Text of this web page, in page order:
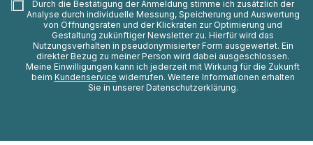
Durch die Bestätigung der Anmeldung stimme ich zusätzlich der
Analyse durch individuelle Messung, Speicherung und Auswertung
von Öffnungsraten und der Klickraten zur Optimierung und
Gestaltung zukünftiger Newsletter zu. Hierfür wird das
Nutzungsverhalten in pseudonymisierter Form ausgewertet. Ein
direkter Bezug zu meiner Person wird dabei ausgeschlossen.
Meine Einwilligungen kann ich jederzeit mit Wirkung für die Zukunft
beim Kundenservice widerrufen. Weitere Informationen erhalten
Sie in unserer Datenschutzerklärung.